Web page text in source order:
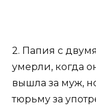
2. Папия с
умерли, когда
вышла за муж,
тюрьму за